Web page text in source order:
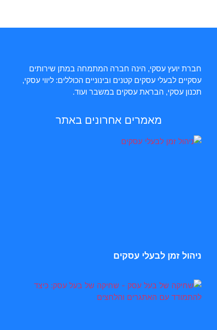
חברת יועץ עסקי, הינה חברה המתמחה במתן שירותים
עסקיים לבעלי עסקים קטנים ובינוניים הכוללים: ליווי עסקי,
תכנון עסקי, הבראת עסקים במשבר ועוד.
מאמרים אחרונים באתר
ניהול זמן לבעלי עסקים